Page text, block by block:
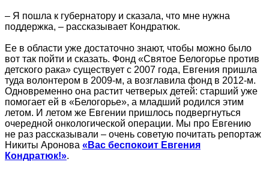
– Я пошла к губернатору и сказала, что мне нужна
поддержка, – рассказывает Кондратюк.
Ее в области уже достаточно знают, чтобы можно было
вот так пойти и сказать. Фонд «Святое Белогорье против
детского рака» существует с 2007 года, Евгения пришла
туда волонтером в 2009-м, а возглавила фонд в 2012-м.
Одновременно она растит четверых детей: старший уже
помогает ей в «Белогорье», а младший родился этим
летом. И летом же Евгении пришлось подвергнуться
очередной онкологической операции. Мы про Евгению
не раз рассказывали – очень советую почитать репортаж
Никиты Аронова «Вас беспокоит Евгения
Кондратюк!».